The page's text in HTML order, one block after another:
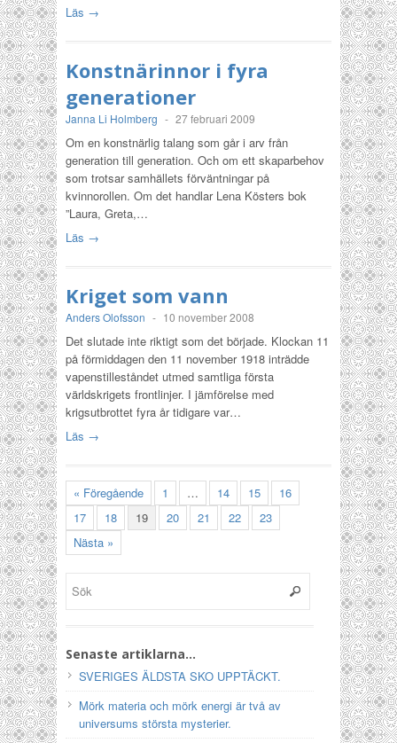
Läs →
Konstnärinnor i fyra
generationer
Janna Li Holmberg - 27 februari 2009
Om en konstnärlig talang som går i arv från
generation till generation. Och om ett skaparbehov
som trotsar samhällets förväntningar på
kvinnorollen. Om det handlar Lena Kösters bok
”Laura, Greta,…
Läs →
Kriget som vann
Anders Olofsson - 10 november 2008
Det slutade inte riktigt som det började. Klockan 11
på förmiddagen den 11 november 1918 inträdde
vapenstilleståndet utmed samtliga första
världskrigets frontlinjer. I jämförelse med
krigsutbrottet fyra år tidigare var…
Läs →
« Föregående 1 … 14 15
16
17
18 19 20 21 22
23
Nästa »
Senaste artiklarna…
SVERIGES ÄLDSTA SKO UPPTÄCKT.
Mörk materia och mörk energi är två av
universums största mysterier.